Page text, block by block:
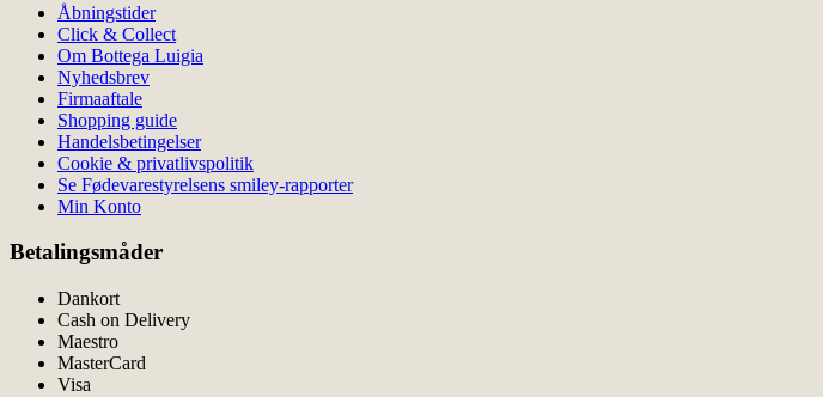
Åbningstider
Click & Collect
Om Bottega Luigia
Nyhedsbrev
Firmaaftale
Shopping guide
Handelsbetingelser
Cookie & privatlivspolitik
Se Fødevarestyrelsens smiley-rapporter
Min Konto
Betalingsmåder
Dankort
Cash on Delivery
Maestro
MasterCard
Visa